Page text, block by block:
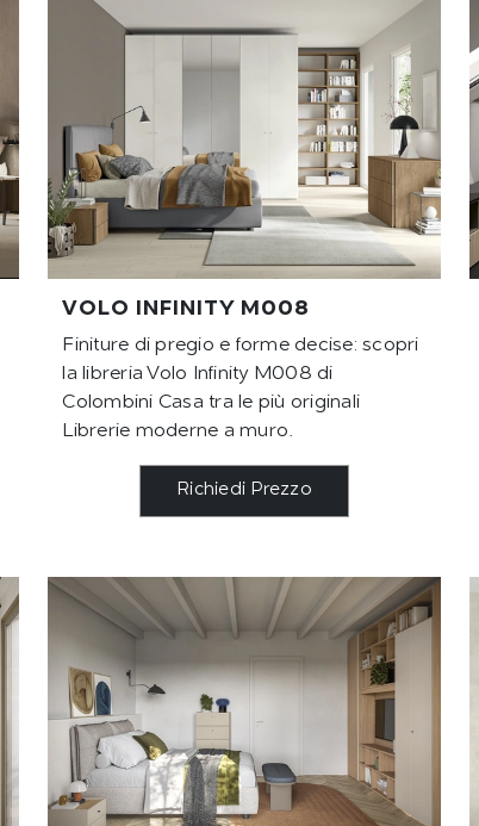
VOLO INFINITY M008
Finiture di pregio e forme decise: scopri
la libreria Volo Infinity M008 di
Colombini Casa tra le più originali
Librerie moderne a muro.
Richiedi Prezzo